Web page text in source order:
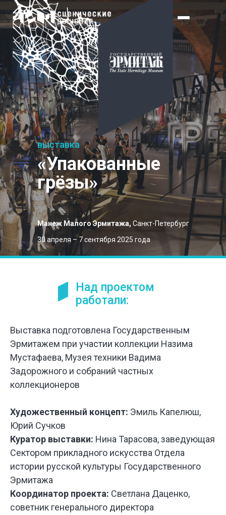
У НАС
«Упакованные
грёзы»
Манеж Малого Эрмитажа, Санкт-Петербург
30 апреля – 7 сентября 2025 года
выставка
Над проектом
работали:
Выставка подготовлена Государственным
Эрмитажем при участии коллекции Назима
Мустафаева, Музея техники Вадима
Задорожного и собраний частных
коллекционеров
Художественный концепт: Эмиль Капелюш,
Юрий Сучков
Куратор выставки: Нина Тарасова, заведующая
Сектором прикладного искусства Отдела
истории русской культуры Государственного
Эрмитажа
Координатор проекта: Светлана Даценко,
советник генерального директора